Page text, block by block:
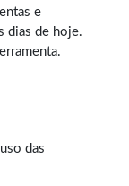
e
dias de hoje.
das